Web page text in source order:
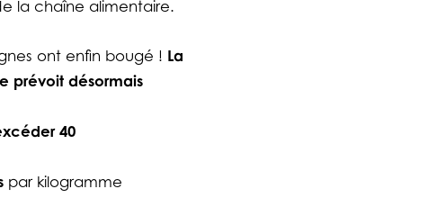
la chaîne alimentaire.
ont enfin bougé ! La
prévoit désormais
40
par kilogramme